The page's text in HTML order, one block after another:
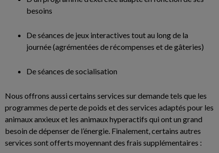
besoins
De séances de jeux interactives tout au long de la
journée (agrémentées de récompenses et de gâteries)
De séances de socialisation
Nous offrons aussi certains services sur demande tels que les
programmes de perte de poids et des services adaptés pour les
animaux anxieux et les animaux hyperactifs qui ont un grand
besoin de dépenser de l’énergie. Finalement, certains autres
services sont offerts moyennant des frais supplémentaires :